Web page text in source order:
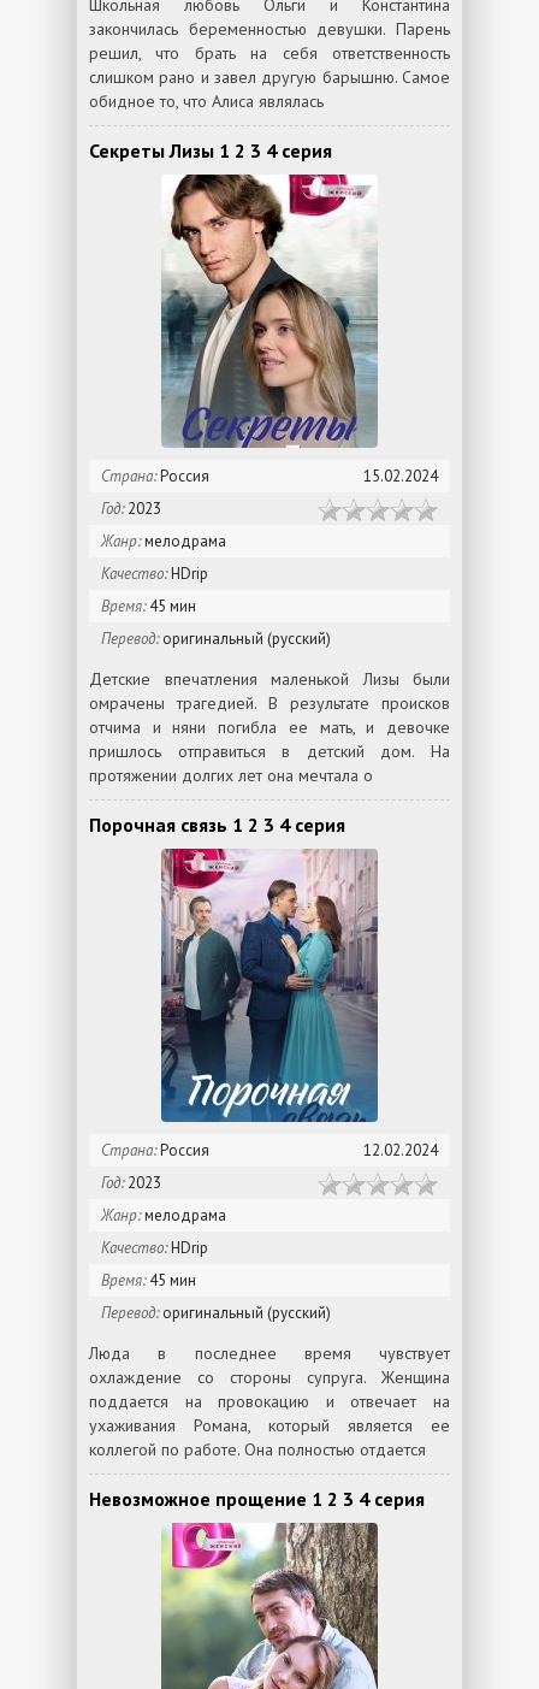
Школьная любовь Ольги и Константина
закончилась беременностью девушки. Парень
решил, что брать на себя ответственность
слишком рано и завел другую барышню. Самое
обидное то, что Алиса являлась
Секреты Лизы 1 2 3 4 серия
Страна:Россия
15.02.2024
Год:2023
Жанр:мелодрама
Качество:HDrip
Время:45 мин
Перевод:оригинальный (русский)
Детские впечатления маленькой Лизы были
омрачены трагедией. В результате происков
отчима и няни погибла ее мать, и девочке
пришлось отправиться в детский дом. На
протяжении долгих лет она мечтала о
Порочная связь 1 2 3 4 серия
Страна:Россия
12.02.2024
Год:2023
Жанр:мелодрама
Качество:HDrip
Время:45 мин
Перевод:оригинальный (русский)
Люда в последнее время чувствует
охлаждение со стороны супруга. Женщина
поддается на провокацию и отвечает на
ухаживания Романа, который является ее
коллегой по работе. Она полностью отдается
Невозможное прощение 1 2 3 4 серия